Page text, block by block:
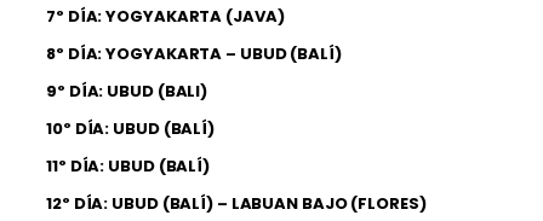
7º DÍA: YOGYAKARTA (JAVA)
8º DÍA: YOGYAKARTA – UBUD (BALÍ)
9º DÍA: UBUD (BALI)
10º DÍA: UBUD (BALÍ)
11º DÍA: UBUD (BALÍ)
12º DÍA: UBUD (BALÍ) – LABUAN BAJO (FLORES)